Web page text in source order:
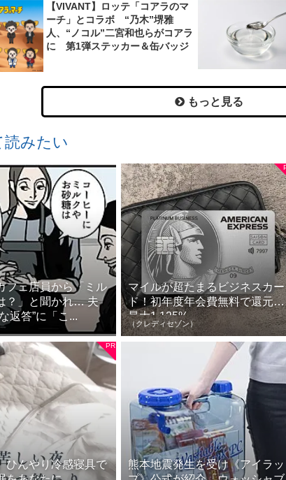
【VIVANT】ロッテ「コアラのマ
ーチ」とコラボ “乃木”堺雅
人、“ノコル”二宮和也らがコアラ
に 第1弾ステッカー＆缶バッジ
もっと見る
みたい
フェ店員から「ミル
？」と聞かれ… 夫
返答”に「こ...
マイルが超たまるビジネスカー
ド！初年度年会費無料で還元率
最大1.125%
（クレディセゾン）
ひんやり冷感寝具で
熊本地震発生を受け《アイラッ